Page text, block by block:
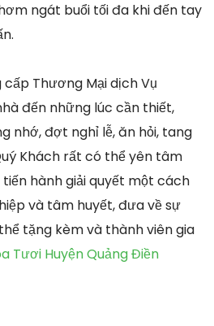
ngát buổi tối đa khi đến tay
Thương Mại dịch Vụ
đến những lúc cần thiết,
nhớ, đợt nghỉ lễ, ăn hỏi, tang
Khách rất có thể yên tâm
hành giải quyết một cách
và tâm huyết, đưa về sự
tặng kèm và thành viên gia
Tươi Huyện Quảng Điền